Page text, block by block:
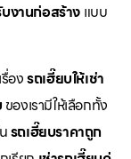
งานก่อสร้างแบบ
รื่องรถเฮี๊ยบให้เช่า
ของเรามีให้เลือกทั้ง
รถเฮี๊ยบราคาถูก